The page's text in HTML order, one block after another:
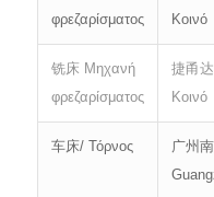
φρεζαρίσματος
Κοινό
铣床 Μηχανή
φρεζαρίσματος
捷甬
Κοινό
车床/ Τόρνος
广州